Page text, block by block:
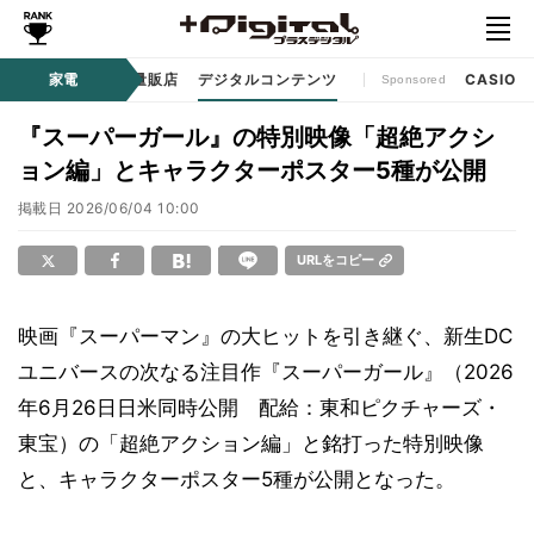
家電
生活家電 家電量販店 デジタルコンテンツ Sponsored CASIO
『スーパーガール』の特別映像「超絶アクシ
ョン編」とキャラクターポスター5種が公開
掲載日 2026/06/04 10:00
URLをコピー
映画『スーパーマン』の大ヒットを引き継ぐ、新生DC
ユニバースの次なる注目作『スーパーガール』（2026
年6月26日日米同時公開 配給：東和ピクチャーズ・
東宝）の「超絶アクション編」と銘打った特別映像
と、キャラクターポスター5種が公開となった。